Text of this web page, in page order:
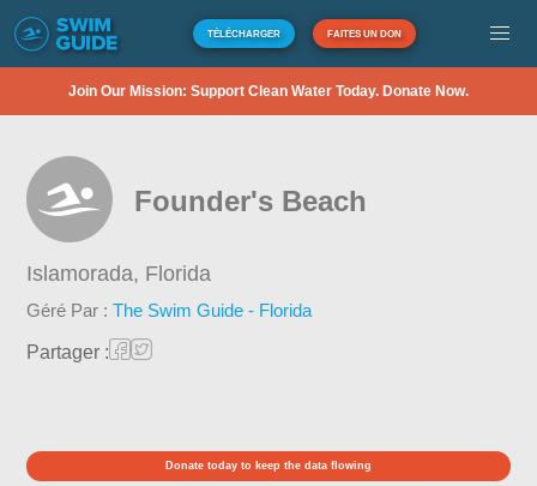
TÉLÉCHARGER FAITES UN DON
Join Our Mission: Support Clean Water Today. Donate Now.
Founder's Beach
Islamorada, Florida
Géré Par :The Swim Guide - Florida
Partager :
Donate today to keep the data flowing